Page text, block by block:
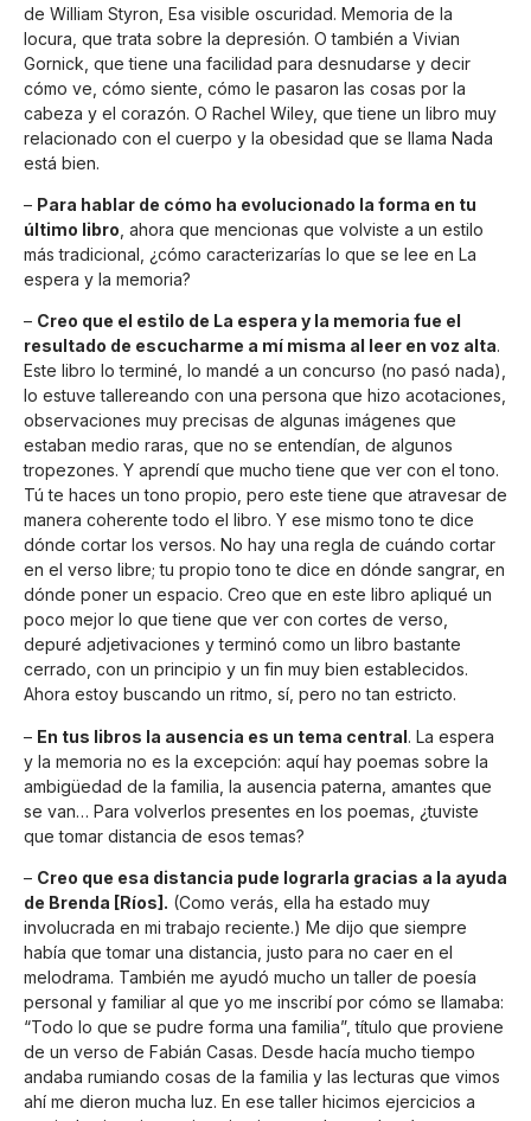
de William Styron, Esa visible oscuridad. Memoria de la
locura, que trata sobre la depresión. O también a Vivian
Gornick, que tiene una facilidad para desnudarse y decir
cómo ve, cómo siente, cómo le pasaron las cosas por la
cabeza y el corazón. O Rachel Wiley, que tiene un libro muy
relacionado con el cuerpo y la obesidad que se llama Nada
está bien.
– Para hablar de cómo ha evolucionado la forma en tu
último libro , ahora que mencionas que volviste a un estilo
más tradicional, ¿cómo caracterizarías lo que se lee en La
espera y la memoria?
– Creo que el estilo de La espera y la memoria fue el
resultado de escucharme a mí misma al leer en voz alta.
Este libro lo terminé, lo mandé a un concurso (no pasó nada),
lo estuve tallereando con una persona que hizo acotaciones,
observaciones muy precisas de algunas imágenes que
estaban medio raras, que no se entendían, de algunos
tropezones. Y aprendí que mucho tiene que ver con el tono.
Tú te haces un tono propio, pero este tiene que atravesar de
manera coherente todo el libro. Y ese mismo tono te dice
dónde cortar los versos. No hay una regla de cuándo cortar
en el verso libre; tu propio tono te dice en dónde sangrar, en
dónde poner un espacio. Creo que en este libro apliqué un
poco mejor lo que tiene que ver con cortes de verso,
depuré adjetivaciones y terminó como un libro bastante
cerrado, con un principio y un fin muy bien establecidos.
Ahora estoy buscando un ritmo, sí, pero no tan estricto.
– En tus libros la ausencia es un tema central. La espera
y la memoria no es la excepción: aquí hay poemas sobre la
ambigüedad de la familia, la ausencia paterna, amantes que
se van… Para volverlos presentes en los poemas, ¿tuviste
que tomar distancia de esos temas?
– Creo que esa distancia pude lograrla gracias a la ayuda
de Brenda [Ríos]. (Como verás, ella ha estado muy
involucrada en mi trabajo reciente.) Me dijo que siempre
había que tomar una distancia, justo para no caer en el
melodrama. También me ayudó mucho un taller de poesía
personal y familiar al que yo me inscribí por cómo se llamaba:
“Todo lo que se pudre forma una familia”, título que proviene
de un verso de Fabián Casas. Desde hacía mucho tiempo
andaba rumiando cosas de la familia y las lecturas que vimos
ahí me dieron mucha luz. En ese taller hicimos ejercicios a